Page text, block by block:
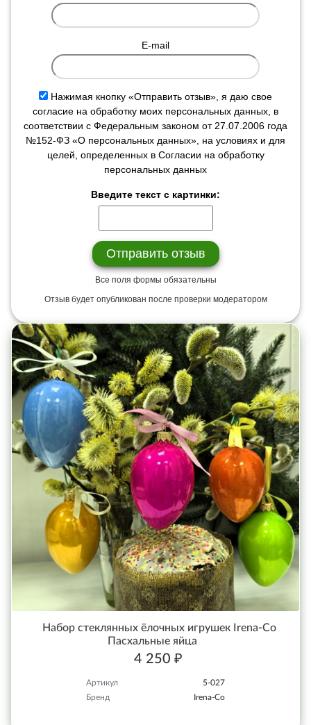
E-mail
Нажимая кнопку «Отправить отзыв», я даю свое
согласие на обработку моих персональных данных, в
соответствии с Федеральным законом от 27.07.2006 года
№152-ФЗ «О персональных данных», на условиях и для
целей, определенных в Согласии на обработку
персональных данных
Введите текст с картинки:
Все поля формы обязательны
Отзыв будет опубликован после проверки модератором
Набор стеклянных ёлочных игрушек Irena-Co
Пасхальные яйца
4 250 ₽
Артикул
5-027
Бренд
Irena-Co